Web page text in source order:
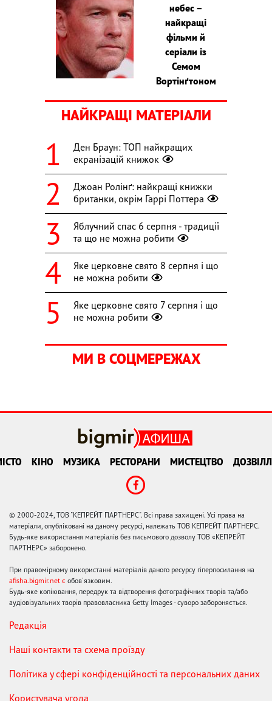
небес –
найкращі
фільми й
серіали із
Семом
Вортінґтоном
НАЙКРАЩІ МАТЕРІАЛИ
Ден Браун: ТОП найкращих
екранізацій книжок
Джоан Ролінґ: найкращі книжки
британки, окрім Гаррі Поттера
Яблучний спас 6 серпня - традиції
та що не можна робити
Яке церковне свято 8 серпня і що
не можна робити
Яке церковне свято 7 серпня і що
не можна робити
МИ В СОЦМЕРЕЖАХ
КІНО МУЗИКА РЕСТОРАНИ МИСТЕЦТВО
© 2000-2024, ТОВ "КЕПРЕЙТ ПАРТНЕРС". Всі права захищені. Усі права на
матеріали, опубліковані на даному ресурсі, належать ТОВ КЕПРЕЙТ ПАРТНЕРС.
Будь-яке використання матеріалів без письмового дозволу ТОВ «КЕПРЕЙТ
ПАРТНЕРС» заборонено.
При правомірному використанні матеріалів даного ресурсу гіперпосилання на
afisha.bigmir.net є обов'язковим.
Будь-яке копіювання, передрук та відтворення фотографічних творів та/або
аудіовізуальних творів правовласника Getty Images - суворо забороняється.
Редакція
Наші контакти та схема проїзду
Політика у сфері конфіденційності та персональних даних
Користувача угода